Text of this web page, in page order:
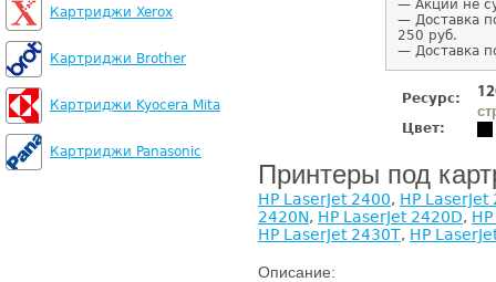
Картриджи Xerox
Картриджи Brother
Картриджи Kyocera Mita
Картриджи Panasonic
— Акции не
— Доставка
250 руб.
— Доставка
Ресурс:
Цвет:
Принтеры под
HP LaserJet 2400, HP LaserJet
2420N, HP LaserJet 2420D,
HP LaserJet 2430T, HP
Описание: